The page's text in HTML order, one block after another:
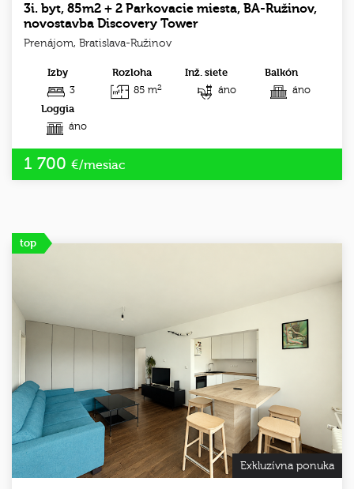
3i. byt, 85m2 + 2 Parkovacie miesta, BA-Ružinov,
novostavba Discovery Tower
Prenájom, Bratislava-Ružinov
Izby
3
Rozloha
85 m2
Inž. siete
áno
Balkón
áno
Loggia
áno
1 700 €/mesiac
Exkluzívna ponuka
top